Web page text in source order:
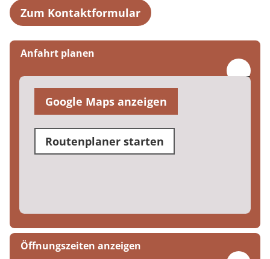
Zum Kontaktformular
Anfahrt planen
Google Maps anzeigen
Routenplaner starten
Öffnungszeiten anzeigen